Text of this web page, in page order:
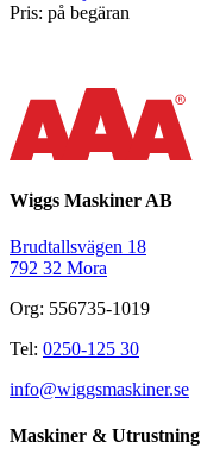
Pris: på begäran
Wiggs Maskiner AB
Brudtallsvägen 18
792 32 Mora
Org: 556735-1019
Tel: 0250-125 30
info@wiggsmaskiner.se
Maskiner & Utrustning